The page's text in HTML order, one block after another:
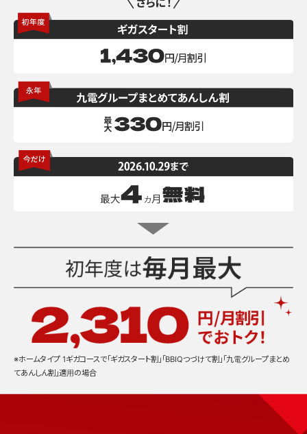
※ホームタイプ 1ギガコースで「ギガスタート割」「BBIQつづけて割」「九電グループまとめ
てあんしん割」適用の場合